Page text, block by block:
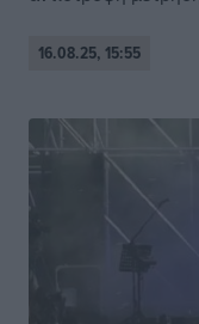
16.08.25, 15:55